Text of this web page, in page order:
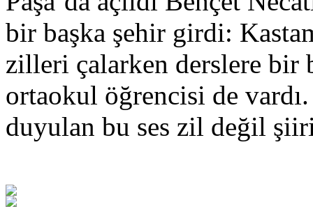
bir başka şehir girdi:
zilleri çalarken derslere bir
ortaokul öğrencisi de
duyulan bu ses zil değil